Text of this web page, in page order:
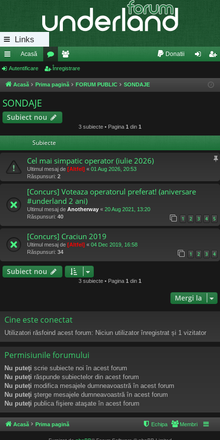
Links
eg
ăt
uri
ra
Acasă
or
u
uri
e
m
Donatii
eg
Autentificare Înregistrare
Acasă Prima pagină FORUM PUBLIC SONDAJE
SONDAJE
Subiect nou
3 subiecte • Pagina 1 din 1
Subiecte
Cel mai simpatic operator (iulie 2026)
Ultimul mesaj de [Altfel] « 01 Aug 2026, 20:53
Răspunsuri: 2
[Concurs] Voteaza operatorul preferat! (aniversare
#underland 2 ani)
Ultimul mesaj de Anotherway « 20 Aug 2021, 13:20
Răspunsuri: 40 1 2 3 4 5
[Concurs] Craciun 2019
Ultimul mesaj de [Altfel] « 04 Dec 2019, 16:58
Răspunsuri: 34 1 2 3 4
Subiect nou
3 subiecte • Pagina 1 din 1
Mergi la
Cine este conectat
Utilizatori răsfoind acest forum: Niciun utilizator înregistrat și 1 vizitator
Permisiunile forumului
Nu puteţi scrie subiecte noi în acest forum
Nu puteţi răspunde subiectelor din acest forum
Nu puteţi modifica mesajele dumneavoastră în acest forum
Nu puteţi şterge mesajele dumneavoastră în acest forum
Nu puteţi publica fişiere ataşate în acest forum
Acasă Prima pagină Membri
Echipa